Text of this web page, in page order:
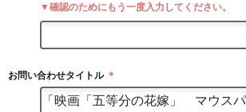
▼確認のためにもう一度入力してください。
お問い合わせタイトル ＊